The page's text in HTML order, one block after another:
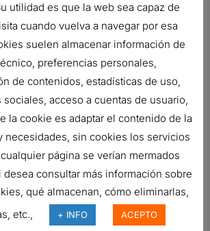
DE TAPA, HIDR?ULICA
€
HIDRÁULICO, SPIN-ON
utilidad es que la web sea capaz de
cuando vuelva a navegar por esa
suelen almacenar información de
preferencias personales,
de contenidos, estadísticas de uso,
acceso a cuentas de usuario,
la cookie es adaptar el contenido de la
necesidades, sin cookies los servicios
página se verían mermados
desea consultar más información sobre
qué almacenan, cómo eliminarlas,
etc.,
+ INFO ACEPTO